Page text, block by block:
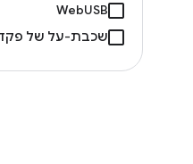
WebUSB
שכבת-על של